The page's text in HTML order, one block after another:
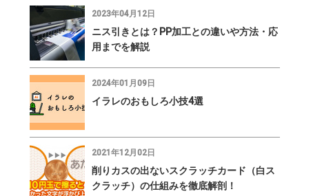
2023年04月12日
ニス引きとは？PP加工との違いや方法・応
用までを解説
2024年01月09日
イラレのおもしろ小技4選
2021年12月02日
削りカスの出ないスクラッチカード（白ス
クラッチ）の仕組みを徹底解剖！